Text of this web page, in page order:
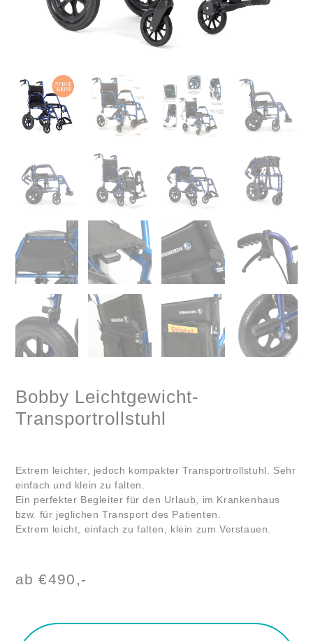
Bobby Leichtgewicht-
Transportrollstuhl
Extrem leichter, jedoch kompakter Transportrollstuhl. Sehr
einfach und klein zu falten.
Ein perfekter Begleiter für den Urlaub, im Krankenhaus
bzw. für jeglichen Transport des Patienten.
Extrem leicht, einfach zu falten, klein zum Verstauen.
ab €490,-